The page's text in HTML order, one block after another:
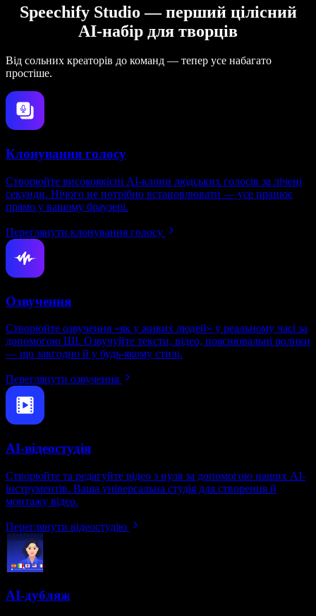
Speechify Studio — перший цілісний
AI-набір для творців
Від сольних креаторів до команд — тепер усе набагато
простіше.
Клонування голосу
Створюйте високоякісні AI-клони людських голосів за лічені
секунди. Нічого не потрібно встановлювати — усе працює
прямо у вашому браузері.
Переглянути клонування голосу
Озвучення
Створюйте озвучення «як у живих людей» у реальному часі за
допомогою ШІ. Озвучуйте тексти, відео, пояснювальні ролики
— що завгодно й у будь-якому стилі.
Переглянути озвучення
AI-відеостудія
Створюйте та редагуйте відео з нуля за допомогою наших AI-
інструментів. Ваша універсальна студія для створення й
монтажу відео.
Переглянути відеостудію
AI-дубляж